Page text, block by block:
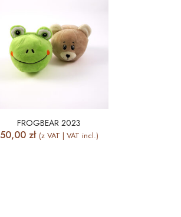
FROGBEAR 2023
50,00 zł (z VAT | VAT incl.)